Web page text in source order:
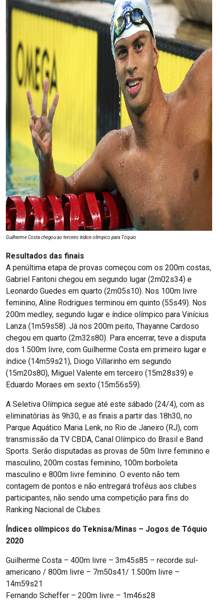
Guilherme Costa chegou ao terceiro índice olímpico para Tóquio
Resultados das finais
A penúltima etapa de provas começou com os 200m costas,
Gabriel Fantoni chegou em segundo lugar (2m02s34) e
Leonardo Guedes em quarto (2m05s10). Nos 100m livre
feminino, Aline Rodrigues terminou em quinto (55s49). Nos
200m medley, segundo lugar e índice olímpico para Vinícius
Lanza (1m59s58). Já nos 200m peito, Thayanne Cardoso
chegou em quarto (2m32s80). Para encerrar, teve a disputa
dos 1.500m livre, com Guilherme Costa em primeiro lugar e
índice (14m59s21), Diogo Villarinho em segundo
(15m20s80), Miguel Valente em terceiro (15m28s39) e
Eduardo Moraes em sexto (15m56s59).
A Seletiva Olímpica segue até este sábado (24/4), com as
eliminatórias às 9h30, e as finais a partir das 18h30, no
Parque Aquático Maria Lenk, no Rio de Janeiro (RJ), com
transmissão da TV CBDA, Canal Olímpico do Brasil e Band
Sports. Serão disputadas as provas de 50m livre feminino e
masculino, 200m costas feminino, 100m borboleta
masculino e 800m livre feminino. O evento não tem
contagem de pontos e não entregará troféus aos clubes
participantes, não sendo uma competição para fins do
Ranking Nacional de Clubes.
Índices olímpicos do Teknisa/Minas – Jogos de Tóquio
2020
Guilherme Costa – 400m livre – 3m45s85 – recorde sul-
americano / 800m livre – 7m50s41/ 1.500m livre –
14m59s21
Fernando Scheffer – 200m livre – 1m46s28